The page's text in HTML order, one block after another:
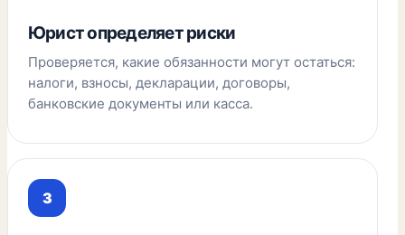
Юрист определяет риски
Проверяется, какие обязанности могут остаться:
налоги, взносы, декларации, договоры,
банковские документы или касса.